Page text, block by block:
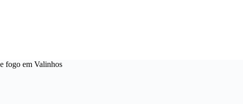
fogo em Valinhos